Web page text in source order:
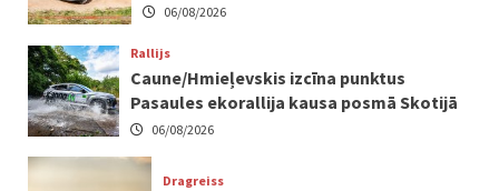
06/08/2026
Rallijs
Caune/Hmieļevskis izcīna punktus
Pasaules ekorallija kausa posmā Skotijā
06/08/2026
Dragreiss